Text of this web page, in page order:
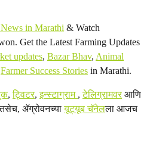
in Marathi & Watch
Get the Latest Farming Updates
updates, Bazar Bhav, Animal
Farmer Success Stories in Marathi.
,ट्विटर,इन्स्टाग्राम ,टेलिग्रामवरआणि
ॲग्रोवनच्यायूट्यूब चॅनेलला आजच